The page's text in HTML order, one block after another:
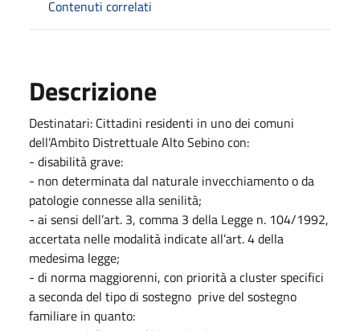
Contenuti correlati
Descrizione
Destinatari: Cittadini residenti in uno dei comuni
dell’Ambito Distrettuale Alto Sebino con:
- disabilità grave:
- non determinata dal naturale invecchiamento o da
patologie connesse alla senilità;
- ai sensi dell’art. 3, comma 3 della Legge n. 104/1992,
accertata nelle modalità indicate all’art. 4 della
medesima legge;
- di norma maggiorenni, con priorità a cluster specifici
a seconda del tipo di sostegno prive del sostegno
familiare in quanto: